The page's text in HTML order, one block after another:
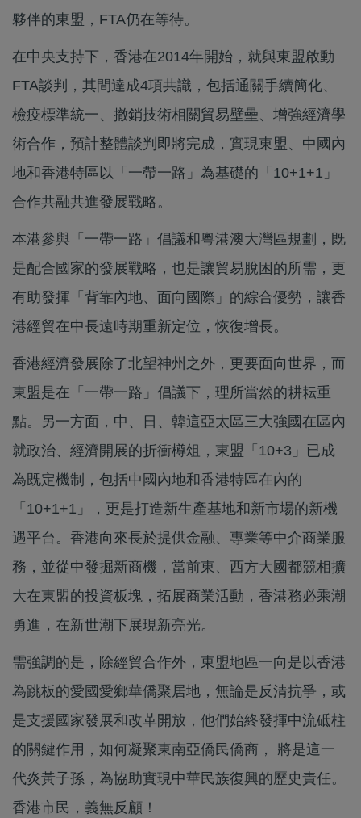
夥伴的東盟，FTA仍在等待。
在中央支持下，香港在2014年開始，就與東盟啟動
FTA談判，其間達成4項共識，包括通關手續簡化、
檢疫標準統一、撤銷技術相關貿易壁壘、增強經濟學
術合作，預計整體談判即將完成，實現東盟、中國內
地和香港特區以「一帶一路」為基礎的「10+1+1」
合作共融共進發展戰略。
本港參與「一帶一路」倡議和粵港澳大灣區規劃，既
是配合國家的發展戰略，也是讓貿易脫困的所需，更
有助發揮「背靠內地、面向國際」的綜合優勢，讓香
港經貿在中長遠時期重新定位，恢復增長。
香港經濟發展除了北望神州之外，更要面向世界，而
東盟是在「一帶一路」倡議下，理所當然的耕耘重
點。另一方面，中、日、韓這亞太區三大強國在區內
就政治、經濟開展的折衝樽俎，東盟「10+3」已成
為既定機制，包括中國內地和香港特區在內的
「10+1+1」，更是打造新生產基地和新市場的新機
遇平台。香港向來長於提供金融、專業等中介商業服
務，並從中發掘新商機，當前東、西方大國都競相擴
大在東盟的投資板塊，拓展商業活動，香港務必乘潮
勇進，在新世潮下展現新亮光。
需強調的是，除經貿合作外，東盟地區一向是以香港
為跳板的愛國愛鄉華僑聚居地，無論是反清抗爭，或
是支援國家發展和改革開放，他們始終發揮中流砥柱
的關鍵作用，如何凝聚東南亞僑民僑商， 將是這一
代炎黃子孫，為協助實現中華民族復興的歷史責任。
香港市民，義無反顧！